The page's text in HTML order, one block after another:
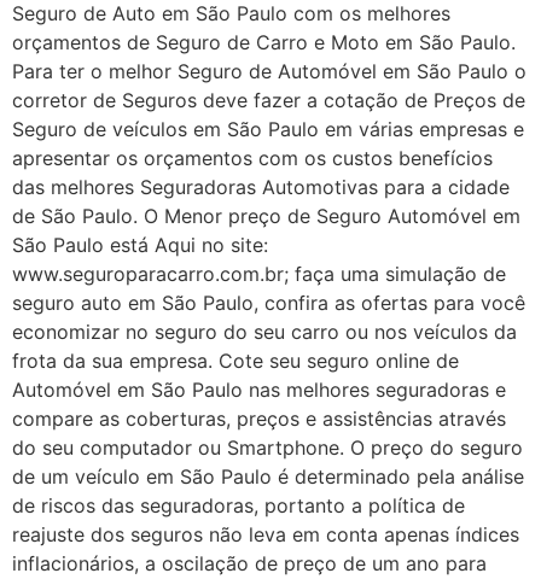
Seguro de Auto em São Paulo com os melhores
orçamentos de Seguro de Carro e Moto em São Paulo.
Para ter o melhor Seguro de Automóvel em São Paulo o
corretor de Seguros deve fazer a cotação de Preços de
Seguro de veículos em São Paulo em várias empresas e
apresentar os orçamentos com os custos benefícios
das melhores Seguradoras Automotivas para a cidade
de São Paulo. O Menor preço de Seguro Automóvel em
São Paulo está Aqui no site:
www.seguroparacarro.com.br; faça uma simulação de
seguro auto em São Paulo, confira as ofertas para você
economizar no seguro do seu carro ou nos veículos da
frota da sua empresa. Cote seu seguro online de
Automóvel em São Paulo nas melhores seguradoras e
compare as coberturas, preços e assistências através
do seu computador ou Smartphone. O preço do seguro
de um veículo em São Paulo é determinado pela análise
de riscos das seguradoras, portanto a política de
reajuste dos seguros não leva em conta apenas índices
inflacionários, a oscilação de preço de um ano para